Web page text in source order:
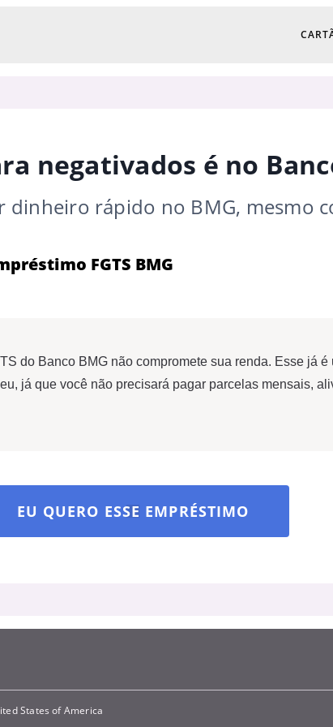
negativados é no
dinheiro rápido no BMG, mesmo
FGTS BMG
do Banco BMG não compromete sua renda. Esse já é
já que você não precisará pagar parcelas mensais,
EU QUERO ESSE EMPRÉSTIMO
States of America